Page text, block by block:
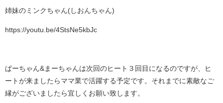
姉妹のミンクちゃん(しおんちゃん)
https://youtu.be/4StsNe5kbJc
ぱーちゃん&まーちゃんは次回のヒート３回目になるのですが、ヒ
ートが来ましたらママ業で活躍する予定です。それまでに素敵なご
縁がございましたら宜しくお願い致します。